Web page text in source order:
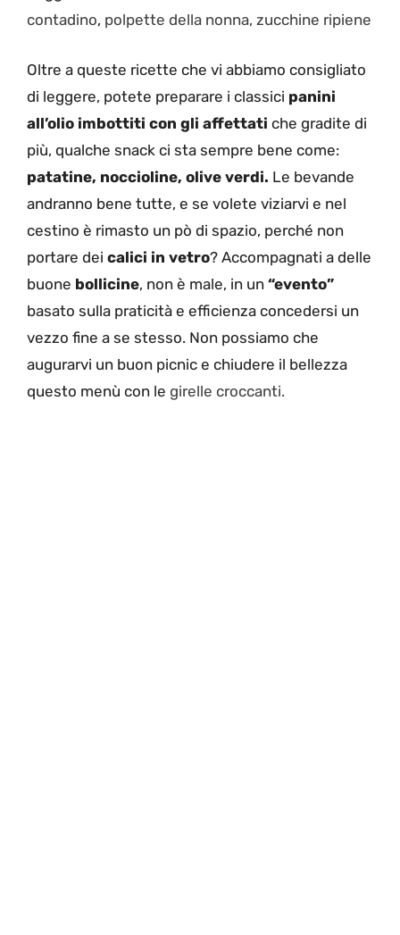
contadino, polpette della nonna, zucchine ripiene
Oltre a queste ricette che vi abbiamo consigliato
di leggere, potete preparare i classici panini
all’olio imbottiti con gli affettati che gradite di
più, qualche snack ci sta sempre bene come:
patatine, noccioline, olive verdi. Le bevande
andranno bene tutte, e se volete viziarvi e nel
cestino è rimasto un pò di spazio, perché non
portare dei calici in vetro? Accompagnati a delle
buone bollicine, non è male, in un “evento”
basato sulla praticità e efficienza concedersi un
vezzo fine a se stesso. Non possiamo che
augurarvi un buon picnic e chiudere il bellezza
questo menù con le girelle croccanti.